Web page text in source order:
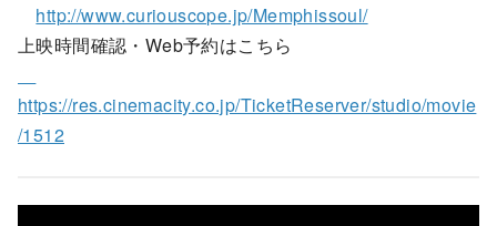
http://www.curiouscope.jp/Memphissoul/
上映時間確認・Web予約はこちら
https://res.cinemacity.co.jp/TicketReserver/studio/movie
/1512